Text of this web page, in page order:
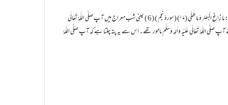
اللّٰہ تعالٰی نے آپ صَلَّی اللّٰہُ تَعَالٰی عَلَیْہِ وَاٰلِہٖ وَسَلَّم کے بصر شریف کا وصف قرآن مجید میں یوں مذکور فرمایا : مَا زَاغَ الْبَصَرُ وَ مَا طَغٰى (۱۷) (سورۂ نجم ) (6 ) یعنی شب معراج میں آپ صَلَّی اللّٰہُ تَعَالٰی
صَلَّی اللّٰہُ تَعَالٰی عَلَیْہِ وَاٰلِہٖ وَسَلَّم مامور تھے۔ اس سے یہ پتہ چلتا ہے کہ آپ صَلَّی اللّٰہُ